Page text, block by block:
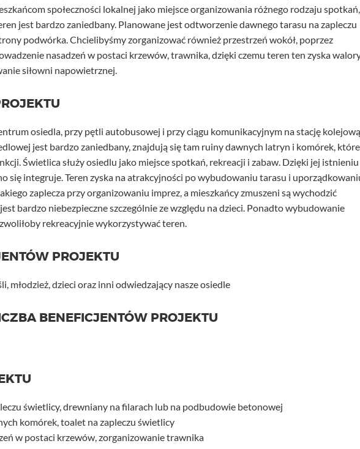
społeczności lokalnej jako miejsce organizowania różnego rodzaju spotkań,
jest bardzo zaniedbany. Planowane jest odtworzenie dawnego tarasu na zapleczu
podwórka. Chcielibyśmy zorganizować również przestrzeń wokół, poprzez
nasadzeń w postaci krzewów, trawnika, dzięki czemu teren ten zyska
siłowni napowietrznej.
osiedla, przy pętli autobusowej i przy ciągu komunikacyjnym na stację
jest bardzo zaniedbany, znajdują się tam ruiny dawnych latryn i komórek, które
Świetlica służy osiedlu jako miejsce spotkań, rekreacji i zabaw. Dzięki jej istnieniu
się integruje. Teren zyska na atrakcyjności po wybudowaniu tarasu i
zaplecza przy organizowaniu imprez, a mieszkańcy zmuszeni są wychodzić
bardzo niebezpieczne szczególnie ze względu na dzieci. Ponadto wybudowanie
rekreacyjnie wykorzystywać teren.
PROJEKTU
młodzież, dzieci oraz inni odwiedzający nasze osiedle
BENEFICJENTÓW PROJEKTU
świetlicy, drewniany na filarach lub na podbudowie betonowej
komórek, toalet na zapleczu świetlicy
w postaci krzewów, zorganizowanie trawnika